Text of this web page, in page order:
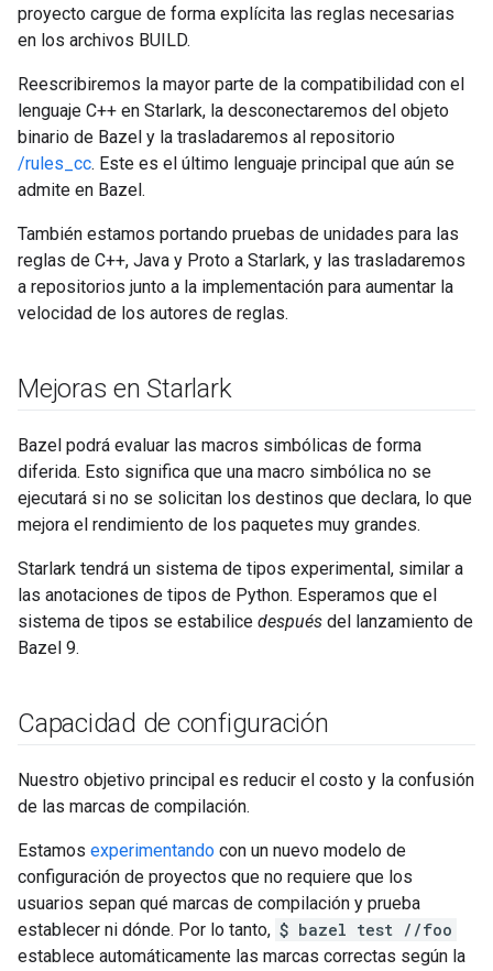
proyecto cargue de forma explícita las reglas necesarias
en los archivos BUILD.
Reescribiremos la mayor parte de la compatibilidad con el
lenguaje C++ en Starlark, la desconectaremos del objeto
binario de Bazel y la trasladaremos al repositorio
/rules_cc. Este es el último lenguaje principal que aún se
admite en Bazel.
También estamos portando pruebas de unidades para las
reglas de C++, Java y Proto a Starlark, y las trasladaremos
a repositorios junto a la implementación para aumentar la
velocidad de los autores de reglas.
Mejoras en Starlark
Bazel podrá evaluar las macros simbólicas de forma
diferida. Esto significa que una macro simbólica no se
ejecutará si no se solicitan los destinos que declara, lo que
mejora el rendimiento de los paquetes muy grandes.
Starlark tendrá un sistema de tipos experimental, similar a
las anotaciones de tipos de Python. Esperamos que el
sistema de tipos se estabilice después del lanzamiento de
Bazel 9.
Capacidad de configuración
Nuestro objetivo principal es reducir el costo y la confusión
de las marcas de compilación.
Estamos experimentando con un nuevo modelo de
configuración de proyectos que no requiere que los
usuarios sepan qué marcas de compilación y prueba
establecer ni dónde. Por lo tanto, $ bazel test //foo
establece automáticamente las marcas correctas según la